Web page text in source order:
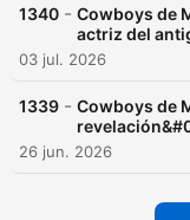
1340 - Cowboys de
actriz del
03 jul. 2026
1339 - Cowboys de
26 jun. 2026